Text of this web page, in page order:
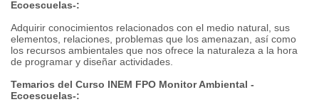
Ecoescuelas-:
Adquirir conocimientos relacionados con el medio natural, sus
elementos, relaciones, problemas que los amenazan, así como
los recursos ambientales que nos ofrece la naturaleza a la hora
de programar y diseñar actividades.
Temarios del Curso INEM FPO Monitor Ambiental -
Ecoescuelas-: